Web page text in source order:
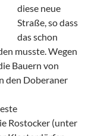
diese neue
Straße, so dass
das schon
musste. Wegen
Bauern von
den Doberaner
Rostocker (unter